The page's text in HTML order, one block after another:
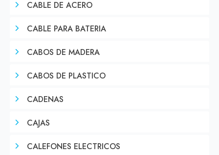
CABLE DE ACERO
CABLE PARA BATERIA
CABOS DE MADERA
CABOS DE PLASTICO
CADENAS
CAJAS
CALEFONES ELECTRICOS